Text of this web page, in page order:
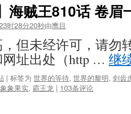
海贼王810话 卷
时28分20秒由鹰目
但未经许可，请勿
址出处（http … 继
| 标签为 世界的等待, 世界的黎明, 剑齿
象象果实, 霸王龙 | 103条评论